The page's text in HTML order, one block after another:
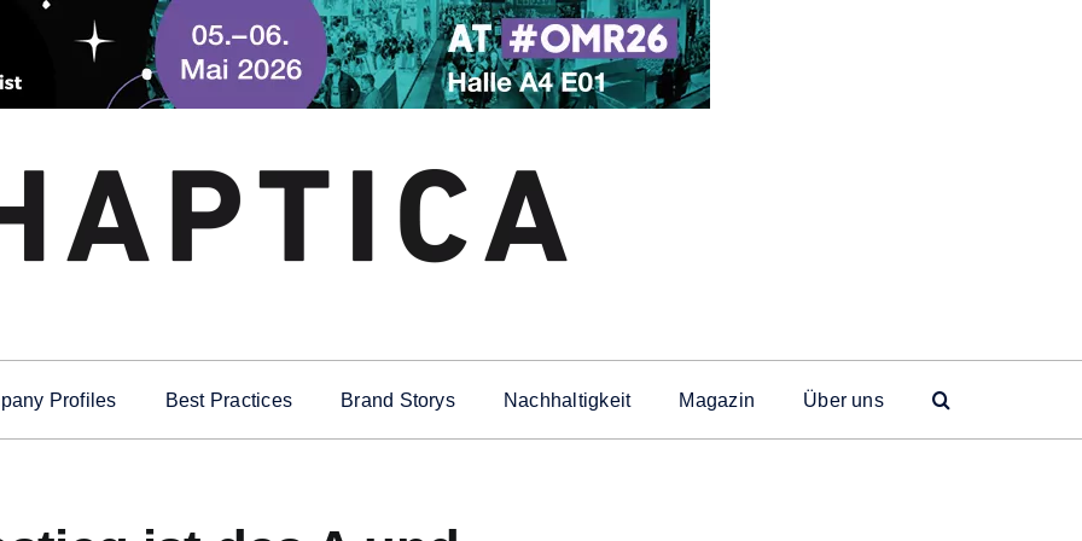
Profiles Best Practices Brand Storys Nachhaltigkeit Magazin Über uns